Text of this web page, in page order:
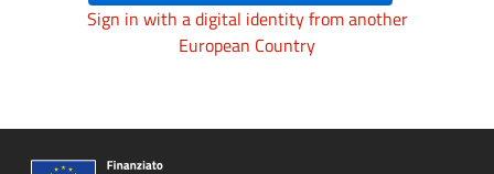
Sign in with a digital identity from another
European Country